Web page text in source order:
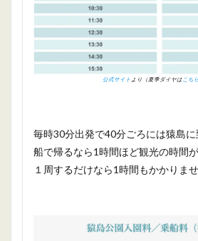
公式サイト より（夏季ダイヤはこちら
毎時30分出発で40分ごろには猿島
船で帰るなら1時間ほど観光の時間
１周するだけなら1時間もかかりませ